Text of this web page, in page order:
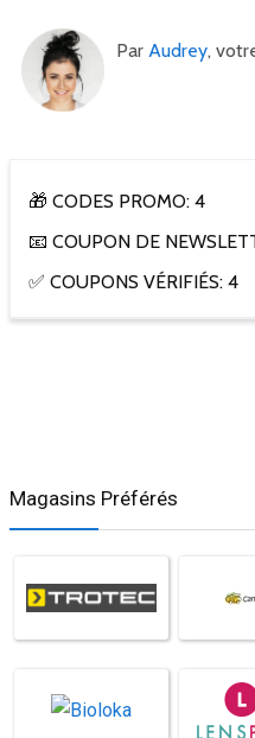
Par Audrey,
🎁 CODES PROMO: 4
📧 COUPON DE
✅ COUPONS VÉRIFIÉS: 4
Magasins Préférés